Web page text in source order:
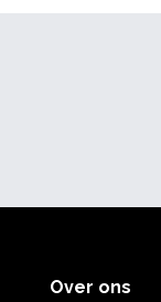
Over ons